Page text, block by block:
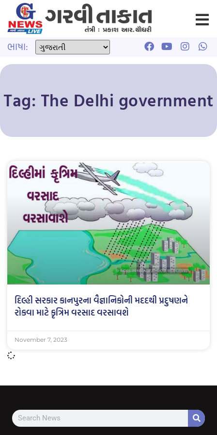
ભાષા:
Tag: The Delhi government
દિલ્હી સરકાર કાનપુરના વૈજ્ઞાનિકોની મદદથી પ્રદુષણને
રોકવા માટે કૃત્રિમ વરસાદ વરસાવશે
November 7, 2023